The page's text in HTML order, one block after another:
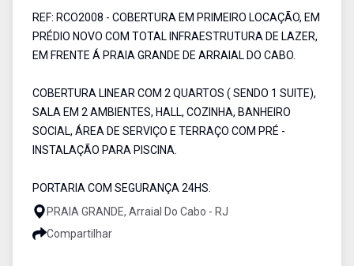
REF: RCO2008 - COBERTURA EM PRIMEIRO LOCAÇÃO, EM
PRÉDIO NOVO COM TOTAL INFRAESTRUTURA DE LAZER,
EM FRENTE Á PRAIA GRANDE DE ARRAIAL DO CABO.
COBERTURA LINEAR COM 2 QUARTOS ( SENDO 1 SUITE),
SALA EM 2 AMBIENTES, HALL, COZINHA, BANHEIRO
SOCIAL, ÁREA DE SERVIÇO E TERRAÇO COM PRÉ -
INSTALAÇÃO PARA PISCINA.
PORTARIA COM SEGURANÇA 24HS.
PRAIA GRANDE, Arraial Do Cabo - RJ
Compartilhar